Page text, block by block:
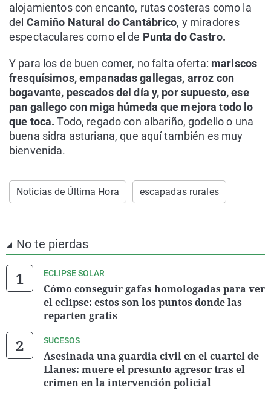
alojamientos con encanto, rutas costeras como la
del Camiño Natural do Cantábrico, y miradores
espectaculares como el de Punta do Castro.
Y para los de buen comer, no falta oferta: mariscos
fresquísimos, empanadas gallegas, arroz con
bogavante, pescados del día y, por supuesto, ese
pan gallego con miga húmeda que mejora todo lo
que toca. Todo, regado con albariño, godello o una
buena sidra asturiana, que aquí también es muy
bienvenida.
Noticias de Última Hora escapadas rurales
No te pierdas
ECLIPSE SOLAR
Cómo conseguir gafas homologadas para ver
el eclipse: estos son los puntos donde las
reparten gratis
SUCESOS
Asesinada una guardia civil en el cuartel de
Llanes: muere el presunto agresor tras el
crimen en la intervención policial